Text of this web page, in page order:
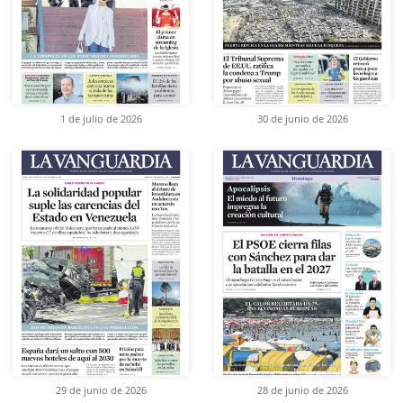
1 de julio de 2026 30 de junio de 2026
29 de junio de 2026 28 de junio de 2026